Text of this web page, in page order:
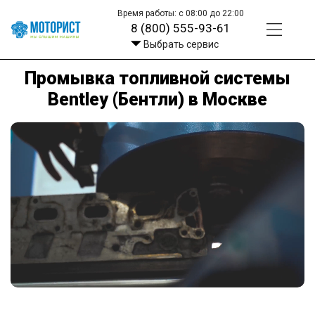
Время работы: с 08:00 до 22:00
8 (800) 555-93-61
Выбрать сервис
Промывка топливной системы
Bentley (Бентли) в Москве